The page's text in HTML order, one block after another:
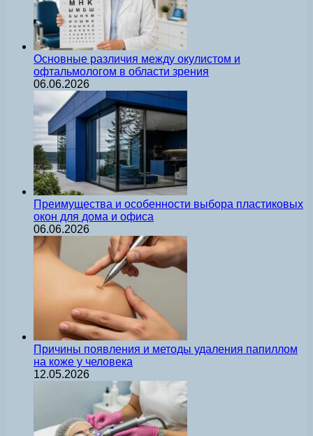
Основные различия между окулистом и
офтальмологом в области зрения
06.06.2026
Преимущества и особенности выбора пластиковых
окон для дома и офиса
06.06.2026
Причины появления и методы удаления папиллом
на коже у человека
12.05.2026